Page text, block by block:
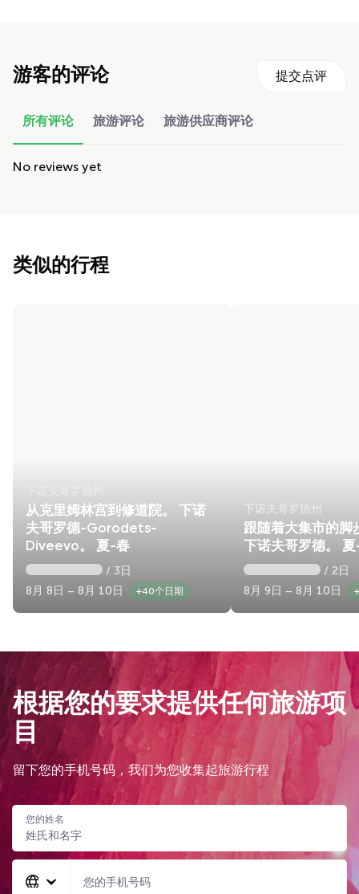
游客的评论 提交点评
所有评论 旅游评论 旅游供应商评论
No reviews yet
类似的行程
下诺夫哥罗德州
从克里姆林宫到修道院。 下诺
夫哥罗德-Gorodets-
Diveevo。 夏-春
/ 3日
8月 8日 – 8月 10日
+40个日期
下诺夫哥罗德州
跟随着大集市的脚
下诺夫哥罗德。
/ 2日
8月 9日 – 8月 10日
根据您的要求提供任何旅游项
目
留下您的手机号码，我们为您收集起旅游行程
您的姓名
您的手机号码